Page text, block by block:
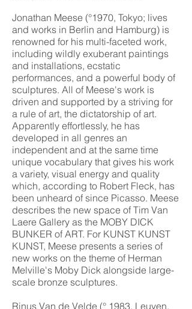
Jonathan Meese (°1970, Tokyo; lives
and works in Berlin and Hamburg) is
renowned for his multi-faceted work,
including wildly exuberant paintings
and installations, ecstatic
performances, and a powerful body of
sculptures. All of Meese's work is
driven and supported by a striving for
a rule of art, the dictatorship of art.
Apparently effortlessly, he has
developed in all genres an
independent and at the same time
unique vocabulary that gives his work
a variety, visual energy and quality
which, according to Robert Fleck, has
been unheard of since Picasso. Meese
describes the new space of Tim Van
Laere Gallery as the MOBY DICK
BUNKER of ART. For KUNST KUNST
KUNST, Meese presents a series of
new works on the theme of Herman
Melville's Moby Dick alongside large-
scale bronze sculptures.
Rinus Van de Velde (° 1983, Leuven,